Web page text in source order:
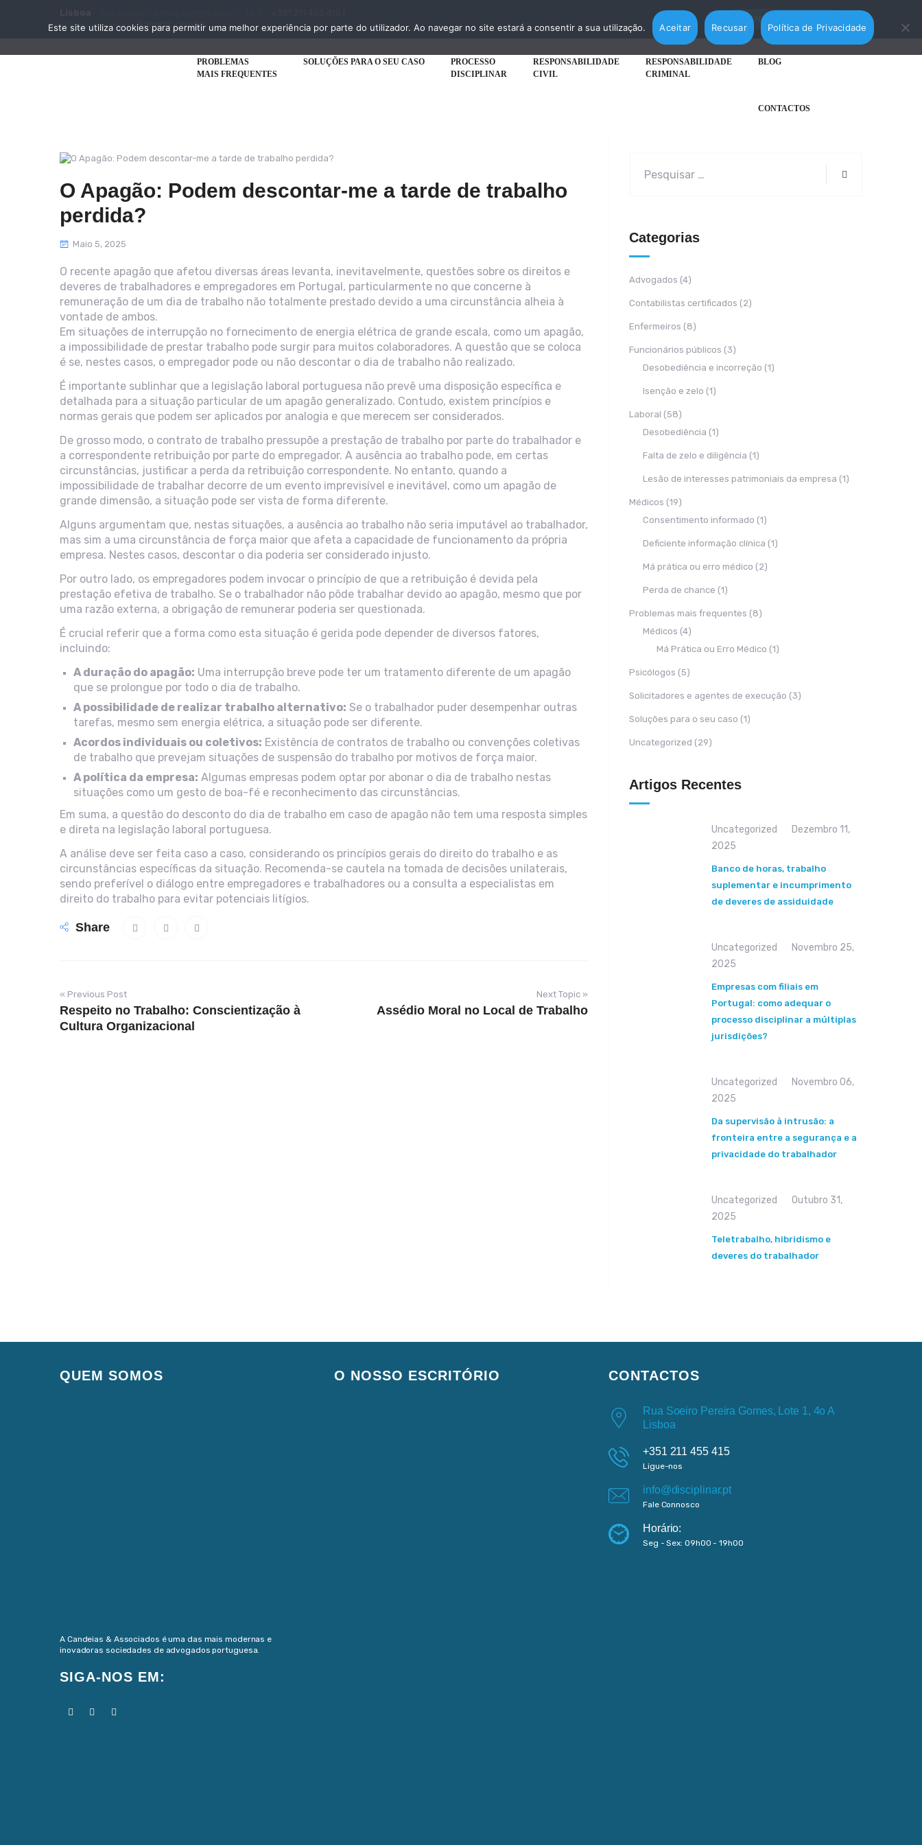
info@disciplinar.pt| 09h00 - 19h00
AGENDAR MARCAÇÃO
PROBLEMAS
MAIS FREQUENTES
SOLUÇÕES PARA O SEU CASO
PROCESSO
DISCIPLINAR
RESPONSABILIDADE
CIVIL
RESPONSABILIDADE
CRIMINAL
BLOG
CONTACTOS
O Apagão: Podem descontar-me a tarde de trabalho
perdida?
Maio 5, 2025
O recente apagão que afetou diversas áreas levanta, inevitavelmente, questões sobre os direitos e
deveres de trabalhadores e empregadores em Portugal, particularmente no que concerne à
remuneração de um dia de trabalho não totalmente prestado devido a uma circunstância alheia à
vontade de ambos.
Em situações de interrupção no fornecimento de energia elétrica de grande escala, como um apagão,
a impossibilidade de prestar trabalho pode surgir para muitos colaboradores. A questão que se coloca
é se, nestes casos, o empregador pode ou não descontar o dia de trabalho não realizado.
É importante sublinhar que a legislação laboral portuguesa não prevê uma disposição específica e
detalhada para a situação particular de um apagão generalizado. Contudo, existem princípios e
normas gerais que podem ser aplicados por analogia e que merecem ser considerados.
De grosso modo, o contrato de trabalho pressupõe a prestação de trabalho por parte do trabalhador e
a correspondente retribuição por parte do empregador. A ausência ao trabalho pode, em certas
circunstâncias, justificar a perda da retribuição correspondente. No entanto, quando a
impossibilidade de trabalhar decorre de um evento imprevisível e inevitável, como um apagão de
grande dimensão, a situação pode ser vista de forma diferente.
Alguns argumentam que, nestas situações, a ausência ao trabalho não seria imputável ao trabalhador,
mas sim a uma circunstância de força maior que afeta a capacidade de funcionamento da própria
empresa. Nestes casos, descontar o dia poderia ser considerado injusto.
Por outro lado, os empregadores podem invocar o princípio de que a retribuição é devida pela
prestação efetiva de trabalho. Se o trabalhador não pôde trabalhar devido ao apagão, mesmo que por
uma razão externa, a obrigação de remunerar poderia ser questionada.
É crucial referir que a forma como esta situação é gerida pode depender de diversos fatores,
incluindo:
A duração do apagão: Uma interrupção breve pode ter um tratamento diferente de um apagão
que se prolongue por todo o dia de trabalho.
A possibilidade de realizar trabalho alternativo: Se o trabalhador puder desempenhar outras
tarefas, mesmo sem energia elétrica, a situação pode ser diferente.
Acordos individuais ou coletivos: Existência de contratos de trabalho ou convenções coletivas
de trabalho que prevejam situações de suspensão do trabalho por motivos de força maior.
A política da empresa: Algumas empresas podem optar por abonar o dia de trabalho nestas
situações como um gesto de boa-fé e reconhecimento das circunstâncias.
Em suma, a questão do desconto do dia de trabalho em caso de apagão não tem uma resposta simples
e direta na legislação laboral portuguesa.
A análise deve ser feita caso a caso, considerando os princípios gerais do direito do trabalho e as
circunstâncias específicas da situação. Recomenda-se cautela na tomada de decisões unilaterais,
sendo preferível o diálogo entre empregadores e trabalhadores ou a consulta a especialistas em
direito do trabalho para evitar potenciais litígios.
Share
« Previous Post
Respeito no Trabalho: Conscientização à
Cultura Organizacional
Next Topic »
Assédio Moral no Local de Trabalho
Categorias
Advogados (4)
Contabilistas certificados (2)
Enfermeiros (8)
Funcionários públicos (3)
Desobediência e incorreção (1)
Isenção e zelo (1)
Laboral (58)
Desobediência (1)
Falta de zelo e diligência (1)
Lesão de interesses patrimoniais da empresa (1)
Médicos (19)
Consentimento informado (1)
Deficiente informação clínica (1)
Má prática ou erro médico (2)
Perda de chance (1)
Problemas mais frequentes (8)
Médicos (4)
Má Prática ou Erro Médico (1)
Psicólogos (5)
Solicitadores e agentes de execução (3)
Soluções para o seu caso (1)
Uncategorized (29)
Artigos Recentes
Uncategorized
Dezembro 11,
2025
Banco de horas, trabalho
suplementar e incumprimento
de deveres de assiduidade
Uncategorized
Novembro 25,
2025
Empresas com filiais em
Portugal: como adequar o
processo disciplinar a múltiplas
jurisdições?
Uncategorized
Novembro 06,
2025
Da supervisão à intrusão: a
fronteira entre a segurança e a
privacidade do trabalhador
Uncategorized
Outubro 31,
2025
Teletrabalho, hibridismo e
deveres do trabalhador
QUEM SOMOS
A Candeias & Associados é uma das mais modernas e
inovadoras sociedades de advogados portuguesa.
SIGA-NOS EM:
O NOSSO ESCRITÓRIO CONTACTOS
Rua Soeiro Pereira Gomes, Lote 1, 4o A
Lisboa
+351 211 455 415
Ligue-nos
info@disciplinar.pt
Fale Connosco
Horário:
Seg - Sex: 09h00 - 19h00
Este site utiliza cookies para permitir uma melhor experiência por parte do utilizador. Ao navegar no site estará a consentir a sua utilização. Aceitar Recusar Política de Privacidade